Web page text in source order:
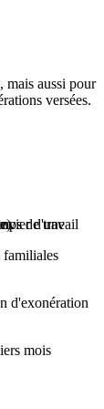
mais aussi pour
versées.
de travail
d'une
familiales
d'exonération
mois